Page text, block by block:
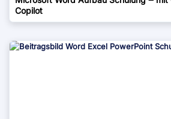
Copilot